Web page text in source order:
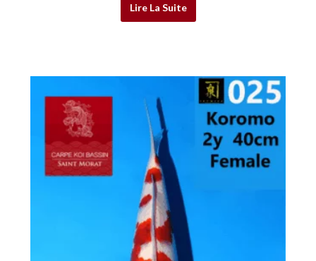
Lire La Suite